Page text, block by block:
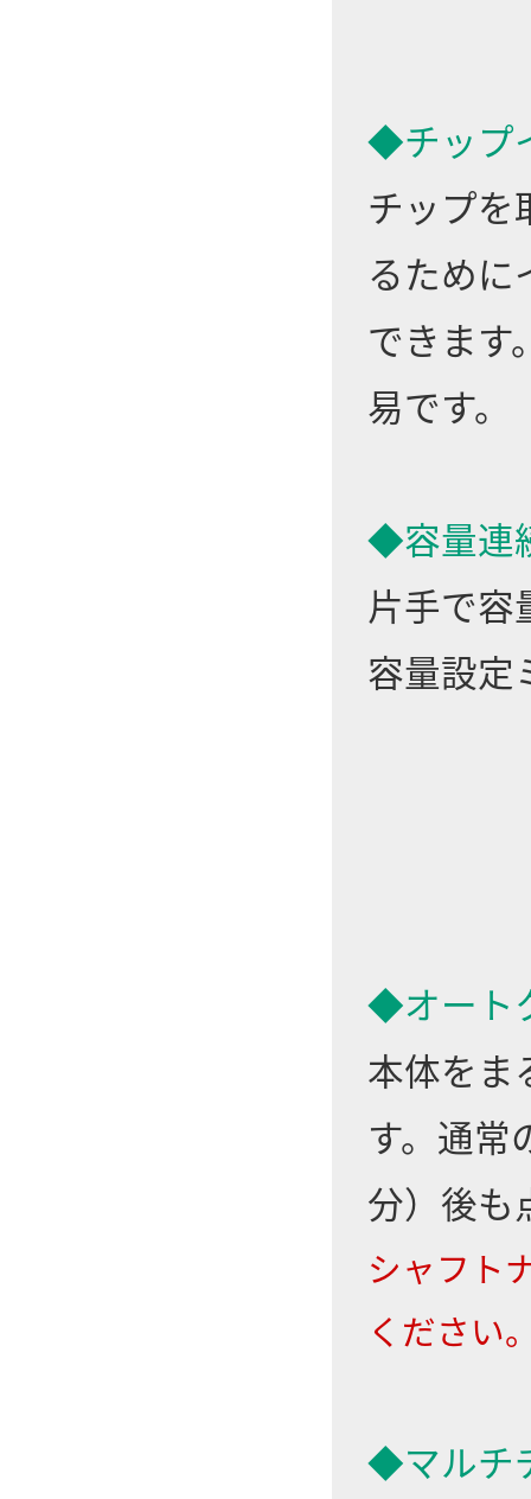
◆チップ
チップを
るために
できます
易です。
◆容量連
片手で容
容量設定
◆オート
本体をま
す。通
分）後も
シャフト
ください
◆マルチ